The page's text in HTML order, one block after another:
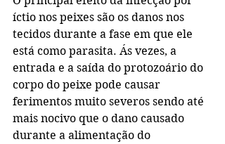
íctio nos peixes são os danos nos
tecidos durante a fase em que ele
está como parasita. Ás vezes, a
entrada e a saída do protozoário do
corpo do peixe pode causar
ferimentos muito severos sendo até
mais nocivo que o dano causado
durante a alimentação do